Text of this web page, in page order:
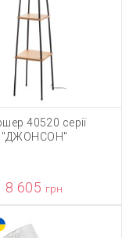
40520 серії
"ДЖОНСОН"
8 605 грн